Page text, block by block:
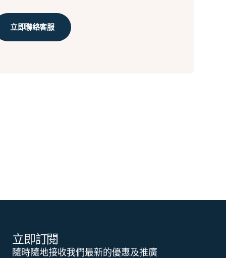
立即聯絡客服
立即訂閱
隨時隨地接收我們最新的優惠及推廣